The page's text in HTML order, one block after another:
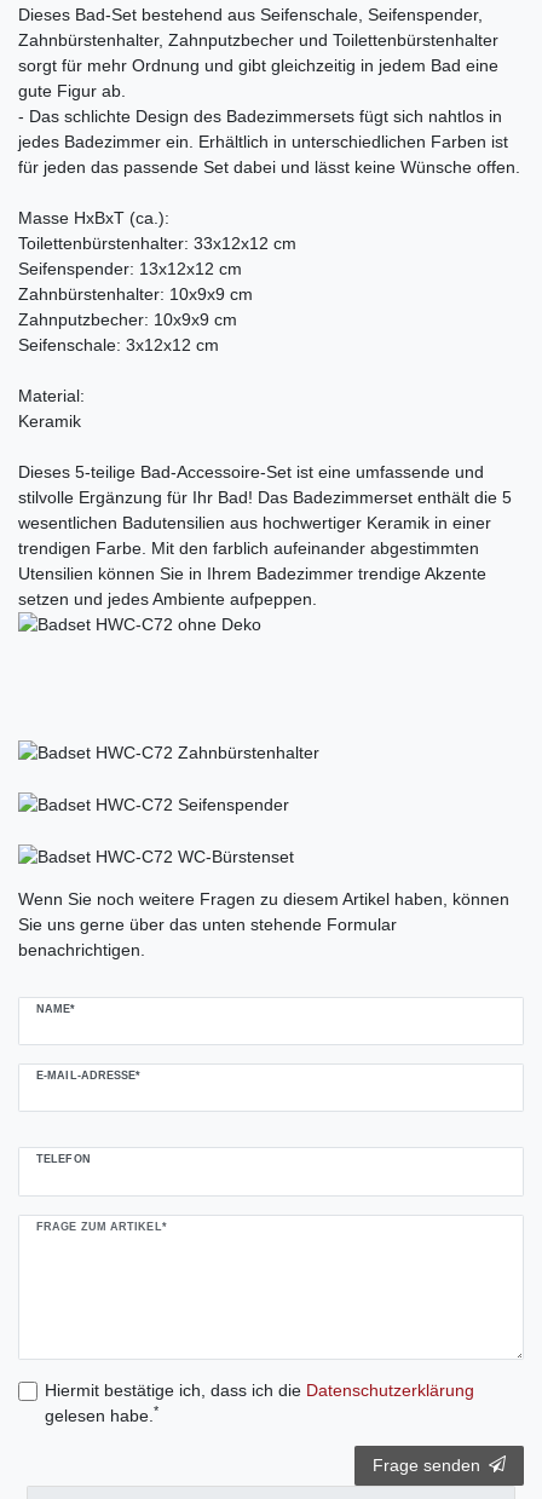
Dieses Bad-Set bestehend aus Seifenschale, Seifenspender,
Zahnbürstenhalter, Zahnputzbecher und Toilettenbürstenhalter
sorgt für mehr Ordnung und gibt gleichzeitig in jedem Bad eine
gute Figur ab.
- Das schlichte Design des Badezimmersets fügt sich nahtlos in
jedes Badezimmer ein. Erhältlich in unterschiedlichen Farben ist
für jeden das passende Set dabei und lässt keine Wünsche offen.
Masse HxBxT (ca.):
Toilettenbürstenhalter: 33x12x12 cm
Seifenspender: 13x12x12 cm
Zahnbürstenhalter: 10x9x9 cm
Zahnputzbecher: 10x9x9 cm
Seifenschale: 3x12x12 cm
Material:
Keramik
Dieses 5-teilige Bad-Accessoire-Set ist eine umfassende und
stilvolle Ergänzung für Ihr Bad! Das Badezimmerset enthält die 5
wesentlichen Badutensilien aus hochwertiger Keramik in einer
trendigen Farbe. Mit den farblich aufeinander abgestimmten
Utensilien können Sie in Ihrem Badezimmer trendige Akzente
setzen und jedes Ambiente aufpeppen.
Wenn Sie noch weitere Fragen zu diesem Artikel haben, können
Sie uns gerne über das unten stehende Formular
benachrichtigen.
NAME*
E-MAIL-ADRESSE*
TELEFON
FRAGE ZUM ARTIKEL*
Hiermit bestätige ich, dass ich die Daten­schutz­erklärung
gelesen habe.*
Frage senden